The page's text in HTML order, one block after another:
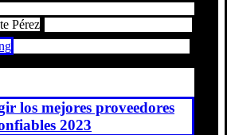
Pérez
los mejores proveedores
2023